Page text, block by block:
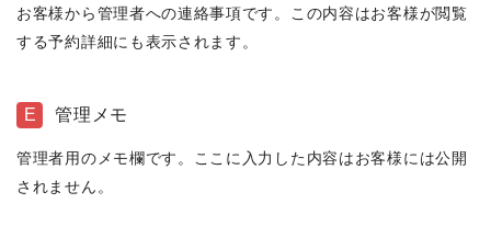
お客様から管理者への連絡事項です。この内容はお客様が閲覧
する予約詳細にも表示されます。
E 管理メモ
管理者用のメモ欄です。ここに入力した内容はお客様には公開
されません。